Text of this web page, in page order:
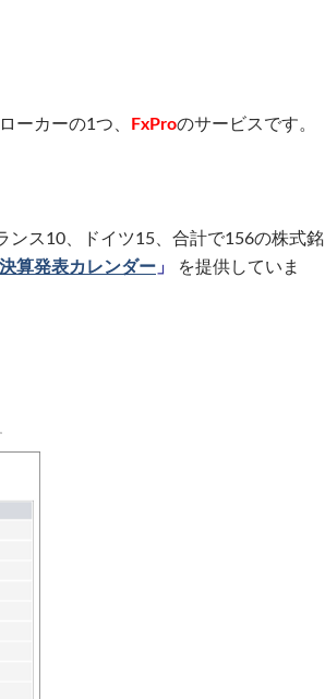
ーカーの1つ、 FxProのサービスです。
ンス10、ドイツ15、合計で156の株式銘
決算発表カレンダー 」
を提供していま